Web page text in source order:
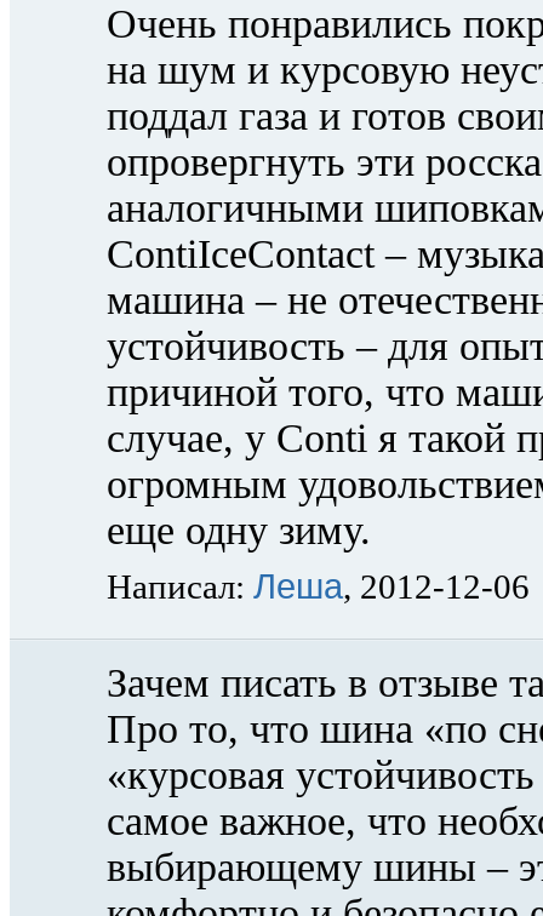
Очень понравились
на шум и курсовую
поддал газа и готов
опровергнуть эти
аналогичными
ContiIceContact –
машина – не
устойчивость – для
причиной того, что
случае, у Conti я такой
огромным
еще одну зиму.
Написал: Леша, 2012-12-06
Зачем писать в отзыве
Про то, что шина «по
«курсовая
самое важное, что
выбирающему шины –